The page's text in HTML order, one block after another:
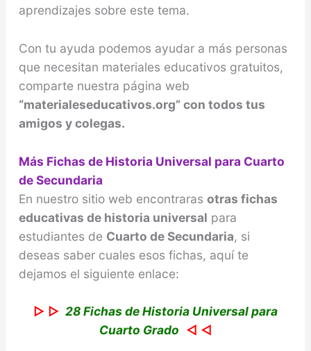
aprendizajes sobre este tema.
Con tu ayuda podemos ayudar a más personas
que necesitan materiales educativos gratuitos,
comparte nuestra página web
“materialeseducativos.org” con todos tus
amigos y colegas.
Más Fichas de Historia Universal para Cuarto
de Secundaria
En nuestro sitio web encontraras otras fichas
educativas de historia universal para
estudiantes de Cuarto de Secundaria, si
deseas saber cuales esos fichas, aquí te
dejamos el siguiente enlace:
▷ ▷ 28 Fichas de Historia Universal para
Cuarto Grado ◁ ◁